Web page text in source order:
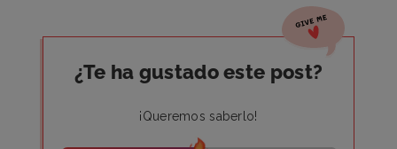
¿Te ha gustado este post?
¡Queremos saberlo!